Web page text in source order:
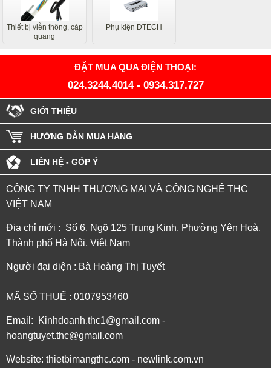
Thiết bị viễn thông, cáp
quang
Phụ kiện DTECH
ĐẶT MUA QUA ĐIỆN THOẠI:
024.3244.4014- 0934.317.727
GIỚI THIỆU
HƯỚNG DẪN MUA HÀNG
LIÊN HỆ - GÓP Ý
CÔNG TY TNHH THƯƠNG MẠI VÀ CÔNG NGHỆ THC
VIỆT NAM
Địa chỉ mới : Số 6, Ngõ 125 Trung Kinh, Phường Yên Hoà,
Thành phố Hà Nội, Việt Nam
Người đại diện : Bà Hoàng Thị Tuyết
MÃ SỐ THUẾ : 0107953460
Email: Kinhdoanh.thc1@gmail.com -
hoangtuyet.thc@gmail.com
Website: thietbimangthc.com - newlink.com.vn